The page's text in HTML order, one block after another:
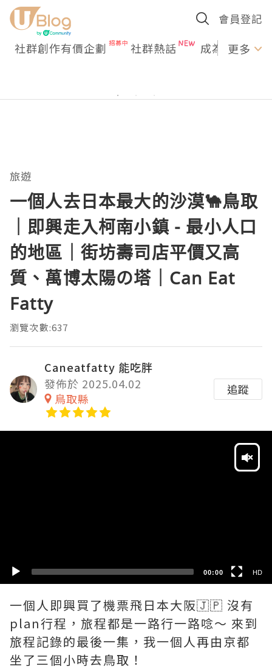
會員登記
社群創作有價企劃 社群熱話 成為U更多
旅遊
一個人去日本最大的沙漠🐪鳥取
｜即興走入柯南小鎮 - 最小人口
的地區｜街坊壽司店平價又高
質、萬博太陽の塔｜Can Eat
Fatty
瀏覽次數:637
Caneatfatty 能吃胖
發佈於 2025.04.02
鳥取縣
追蹤
00:00 HD
一個人即興買了機票飛日本大阪🇯🇵 沒有
plan行程，旅程都是一路行一路唸～ 來到
旅程記錄的最後一集，我一個人再由京都
坐了三個小時去鳥取！